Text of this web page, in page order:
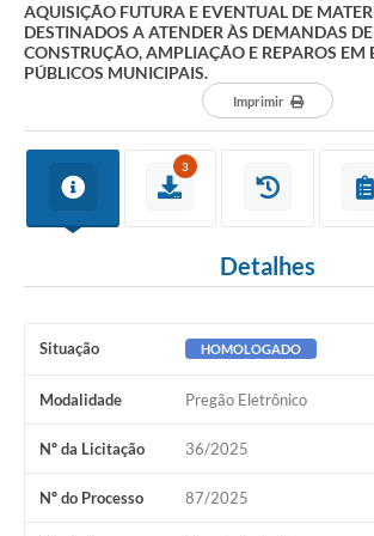
AQUISIÇÃO FUTURA E EVENTUAL DE
DESTINADOS A ATENDER ÀS DEMANDAS
CONSTRUÇÃO, AMPLIAÇÃO E REPAROS EM
PÚBLICOS MUNICIPAIS.
Imprimir
3
Detalhes
Situação HOMOLOGADO
Modalidade Pregão Eletrônico
Nº da Licitação 36/2025
Nº do Processo 87/2025